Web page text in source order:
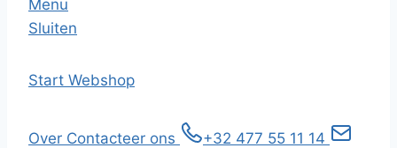
Menu
Sluiten
Start Webshop
Over Contacteer ons
+32 477 55 11 14